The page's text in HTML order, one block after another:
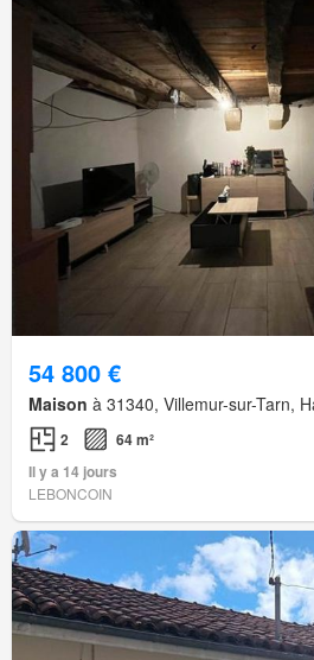
54 800 €
Maison à 31340, Villemur-sur-Tarn,
2
64 m²
Il y a 14 jours
LEBONCOIN